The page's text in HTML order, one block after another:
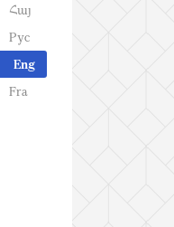
Հայ
Рус
Eng
Fra